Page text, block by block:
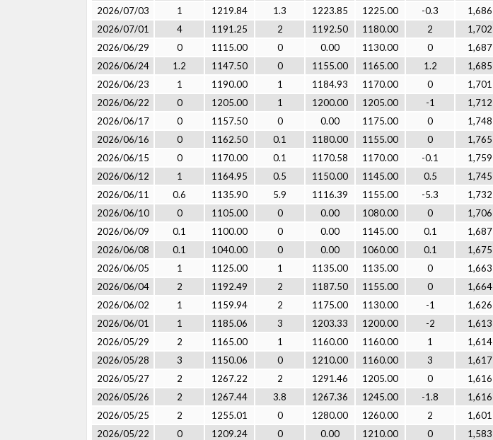
2026/07/03
1 1219.84 1.3 1223.85 1225.00 -0.3 1,686
2026/07/01
4 1191.25 2 1192.50 1180.00 2 1,702
2026/06/29
0 1115.00 0 0.00 1130.00 0 1,687
2026/06/24
1.2 1147.50 0 1155.00 1165.00 1.2 1,685
2026/06/23
1 1190.00 1 1184.93 1170.00 0 1,701
2026/06/22
0 1205.00 1 1200.00 1205.00 -1 1,712
2026/06/17
0 1157.50 0 0.00 1175.00 0 1,748
2026/06/16
0 1162.50 0.1 1180.00 1155.00 0 1,765
2026/06/15
0 1170.00 0.1 1170.58 1170.00 -0.1 1,759
2026/06/12
1 1164.95 0.5 1150.00 1145.00 0.5 1,745
2026/06/11
0.6 1135.90 5.9 1116.39 1155.00 -5.3 1,732
2026/06/10
0 1105.00 0 0.00 1080.00 0 1,706
2026/06/09
0.1 1100.00 0 0.00 1145.00 0.1 1,687
2026/06/08
0.1 1040.00 0 0.00 1060.00 0.1 1,675
2026/06/05
1 1125.00 1 1135.00 1135.00 0 1,663
2026/06/04
2 1192.49 2 1187.50 1155.00 0 1,664
2026/06/02
1 1159.94 2 1175.00 1130.00 -1 1,626
2026/06/01
1 1185.06 3 1203.33 1200.00 -2 1,613
2026/05/29
2 1165.00 1 1160.00 1160.00 1 1,614
2026/05/28
3 1150.06 0 1210.00 1160.00 3 1,617
2026/05/27
2 1267.22 2 1291.46 1205.00 0 1,616
2026/05/26
2 1267.44 3.8 1267.36 1245.00 -1.8 1,616
2026/05/25
2 1255.01 0 1280.00 1260.00 2 1,601
2026/05/22
0 1209.24 0 0.00 1210.00 0 1,583